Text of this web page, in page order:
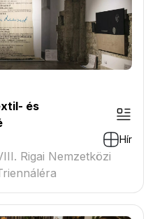
és
Hír
Rigai Nemzetközi